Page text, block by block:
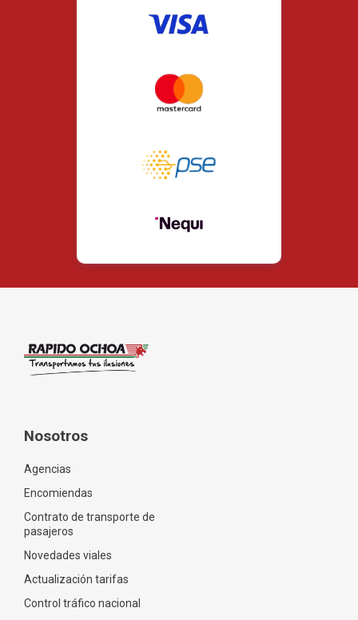
Nosotros
Agencias
Encomiendas
Contrato de transporte de
pasajeros
Novedades viales
Actualización tarifas
Control tráfico nacional